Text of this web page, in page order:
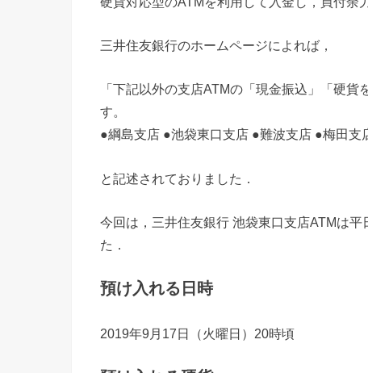
三井住友銀行のホームページによれば，
「下記以外の支店ATMの「現金振込」「硬
す。
●綱島支店 ●池袋東口支店 ●難波支店 ●梅田支
と記述されておりました．
今回は，三井住友銀行 池袋東口支店ATMは
た．
預け入れる日時
2019年9月17日（火曜日）20時頃